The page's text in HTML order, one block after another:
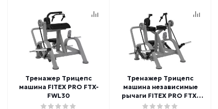
Тренажер Трицепс
машина FITEX PRO FTX-
FWL30
Тренажер Трицепс
машина независимые
рычаги FITEX PRO FTX-
FWL29